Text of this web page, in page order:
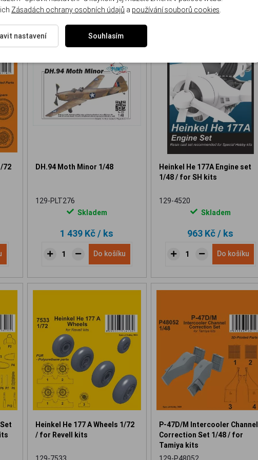
72
NOVINKA
DH.94 Moth Minor 1/48
129-PLT276
Skladem
1 439 Kč/ ks
Do košíku
Heinkel He 177A Engine set
1/48 / for SH kits
129-4520
Skladem
963 Kč/ ks
Do košíku
Heinkel He 177 A Wheels 1/72
/ for Revell kits
P-47D/M Intercooler Channel
Correction Set 1/48 / for
Tamiya kits
Zásadách ochrany osobních údajů a používání souborů cookies.
nastavení Souhlasím